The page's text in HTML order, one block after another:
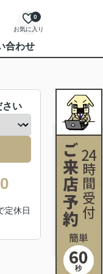
お気に入り
0
合わせ
さい
定休日